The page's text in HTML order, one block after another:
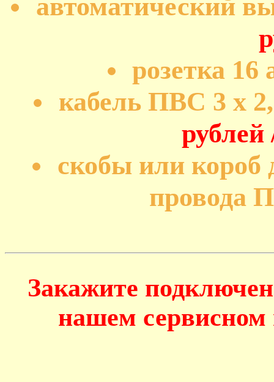
автоматический
розетка 16
кабель ПВС 3 х
скобы или короб
провода
Закажите
нашем